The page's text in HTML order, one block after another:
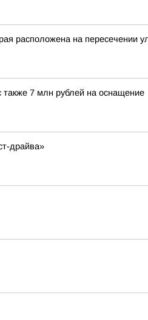
расположена на пересечении
7 млн рублей на оснащение
драйва»